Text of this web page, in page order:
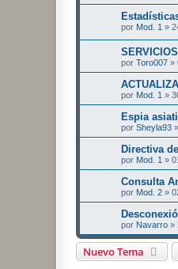
por Mod. 1 »
por Toro007 »
por Mod. 1 »
Espia
por Sheyla93 »
Directiva
por Mod. 1 »
Consulta
por Mod. 2 »
por Navarro »
Nuevo Tema